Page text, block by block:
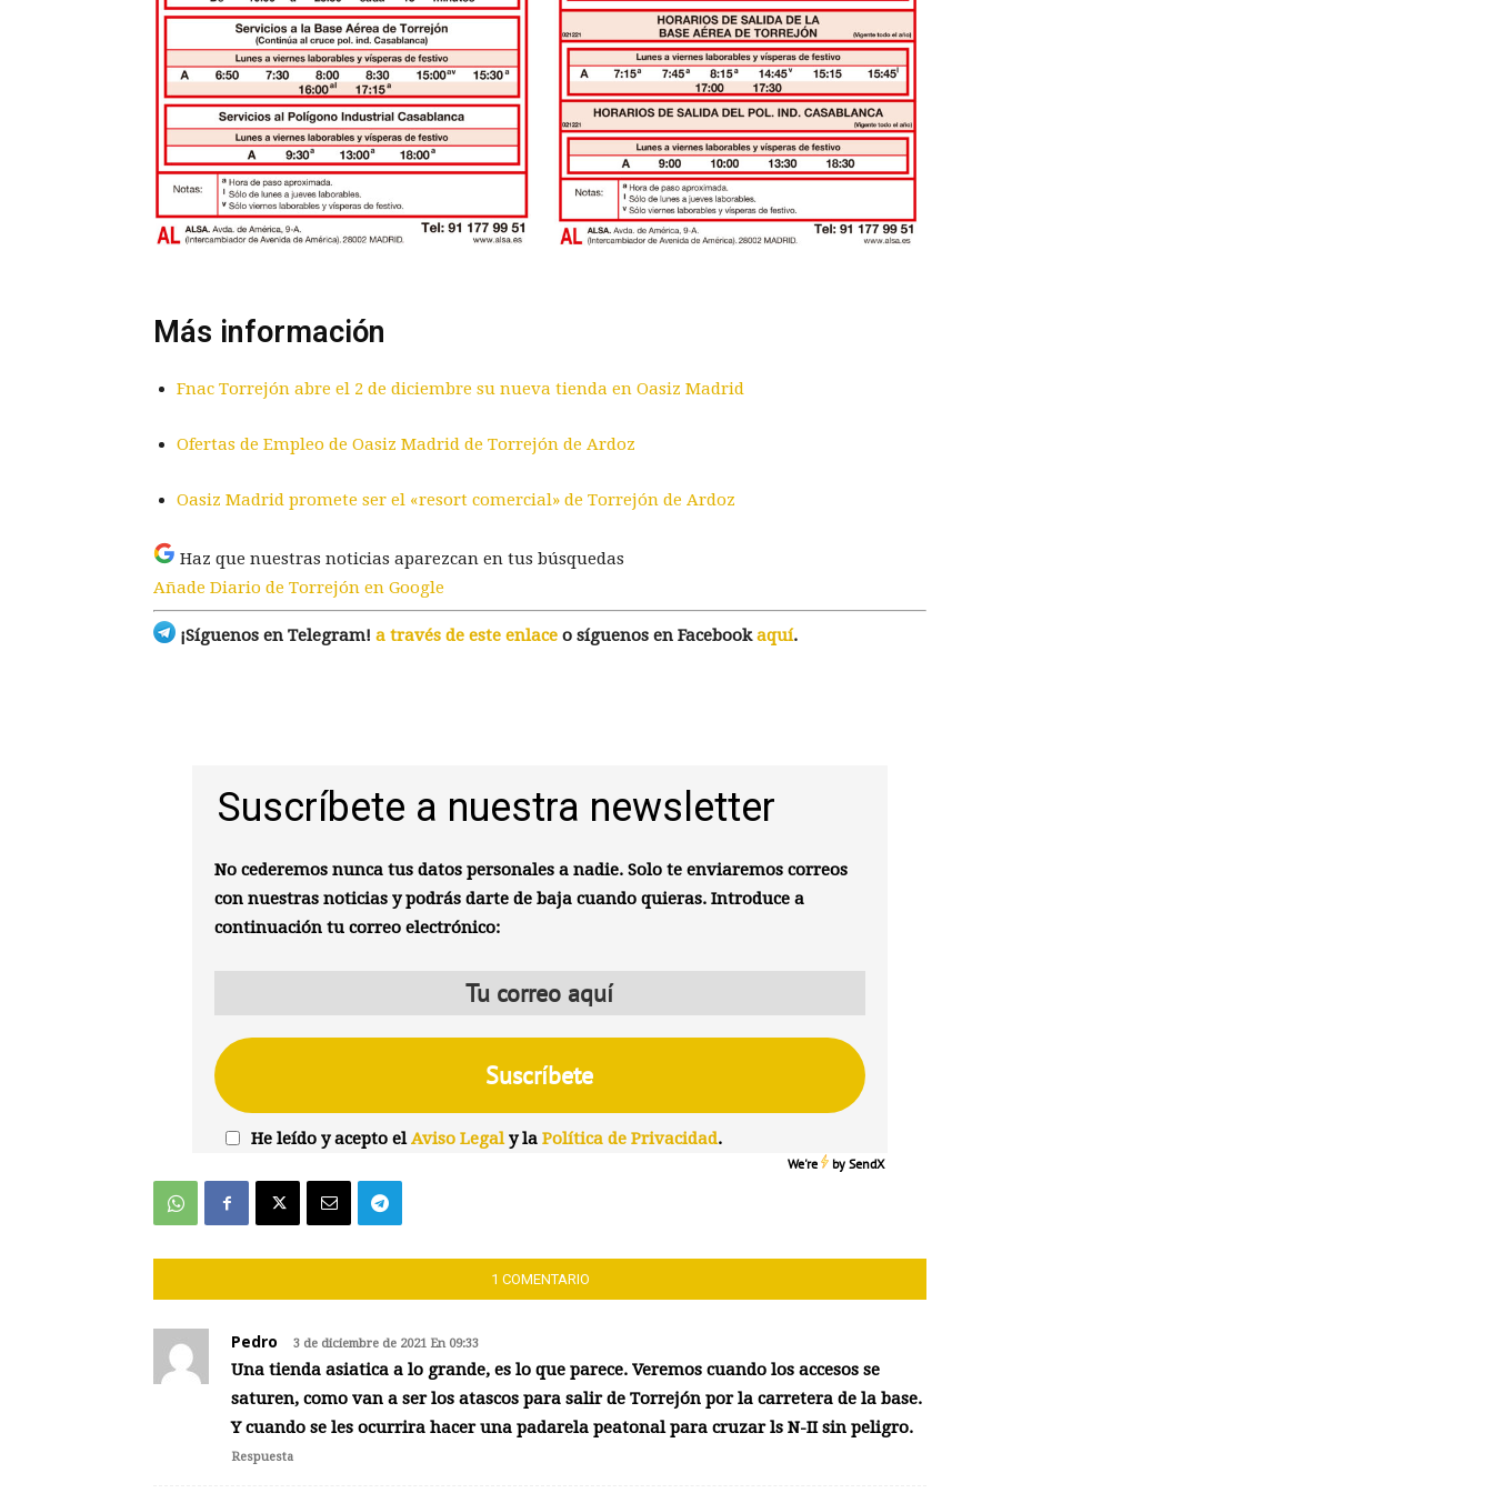
Más información
Fnac Torrejón abre el 2 de diciembre su nueva tienda en Oasiz Madrid
Ofertas de Empleo de Oasiz Madrid de Torrejón de Ardoz
Oasiz Madrid promete ser el «resort comercial» de Torrejón de Ardoz
Haz que nuestras noticias aparezcan en tus búsquedas
Añade Diario de Torrejón en Google
¡Síguenos en Telegram! a través de este enlace o síguenos en Facebookaquí.
Suscríbete a nuestra newsletter
No cederemos nunca tus datos personales a nadie. Solo te enviaremos correos
con nuestras noticias y podrás darte de baja cuando quieras. Introduce a
continuación tu correo electrónico:
He leído y acepto el Aviso Legaly la Política de Privacidad.
We're bySendX
1 COMENTARIO
Pedro 3 de diciembre de 2021 En 09:33
Una tienda asiatica a lo grande, es lo que parece. Veremos cuando los accesos se
saturen, como van a ser los atascos para salir de Torrejón por la carretera de la base.
Y cuando se les ocurrira hacer una padarela peatonal para cruzar ls N-II sin peligro.
Respuesta